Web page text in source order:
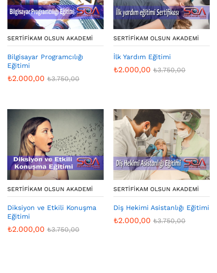
SERTIFIKAM OLSUN AKADEMI
Bilgisayar Programcılığı
Eğitimi
₺2.000,00 ₺3.750,00
SERTIFIKAM OLSUN AKADEMI
İlk Yardım Eğitimi
₺2.000,00 ₺3.750,00
SERTIFIKAM OLSUN AKADEMI
Diksiyon ve Etkili Konuşma
Eğitimi
₺2.000,00 ₺3.750,00
SERTIFIKAM OLSUN AKADEMI
Diş Hekimi Asistanlığı Eğitimi
₺2.000,00 ₺3.750,00